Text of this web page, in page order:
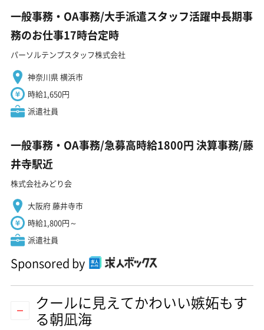
一般事務・OA事務/大手派遣スタッフ活躍中長期事
務のお仕事17時台定時
パーソルテンプスタッフ株式会社
神奈川県 横浜市
時給1,650円
派遣社員
一般事務・OA事務/急募高時給1800円 決算事務/藤
井寺駅近
株式会社みどり会
大阪府 藤井寺市
時給1,800円～
派遣社員
Sponsored by
クールに見えてかわいい嫉妬もす
る朝凪海